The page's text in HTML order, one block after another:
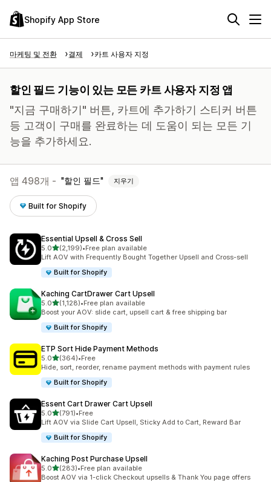
Shopify App Store
마케팅 및 전환 결제 카트 사용자 지정
할인 필드 기능이 있는 모든 카트 사용자 지정 앱
"지금 구매하기" 버튼, 카트에 추가하기 스티커 버튼
등 고객이 구매를 완료하는 데 도움이 되는 모든 기
능을 추가하세요.
앱 498개 - 할인 필드 지우기
Built for Shopify
Essential Upsell & Cross Sell
5.0별 5개 중
(2,199)
총 리뷰 2199개
•Free plan available
Lift AOV with Frequently Bought Together Upsell and Cross-sell
Built for Shopify
Kaching CartDrawer Cart Upsell
5.0별 5개 중
(1,128)
총 리뷰 1128개
•Free plan available
Boost your AOV: slide cart, upsell cart & free shipping bar
Built for Shopify
ETP Sort Hide Payment Methods
5.0별 5개 중
(364)
총 리뷰 364개
•Free
Hide, sort, reorder, rename payment methods with payment rules
Built for Shopify
Essent Cart Drawer Cart Upsell
5.0별 5개 중
(791)
총 리뷰 791개
•Free
Lift AOV via Slide Cart Upsell, Sticky Add to Cart, Reward Bar
Built for Shopify
Kaching Post Purchase Upsell
5.0별 5개 중
(283)
총 리뷰 283개
•Free plan available
Boost AOV via 1-click Checkout upsells & Thank You page offers